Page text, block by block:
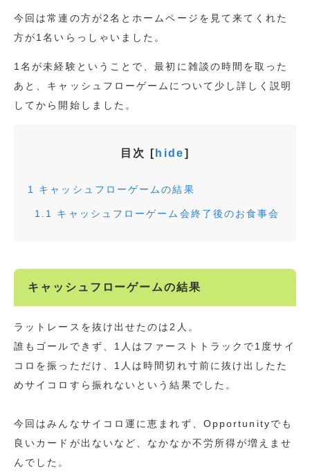
今回は常連の方が2名とホームページを見て来てくれた
方が1名いらっしゃいました。
1名が未経験ということで、最初に雑談の時間を取った
あと、キャッシュフローゲームについて少し詳しく説明
してから開始しました。
目次 [ hide]
1 キャッシュフローゲームの結果
1.1 キャッシュフローゲーム会終了後のお食事会
キャッシュフローゲームの結果
ラットレースを抜け出せたのは2人。
誰もゴールできず、1人はファーストトラックで1度サイ
コロを振っただけ、1人は時間切れ寸前に抜け出したた
めサイコロすら振れないという結果でした。
今回はみんなサイコロ運に恵まれず、Opportunityでも
良いカードが出ないなど、なかなか不労所得が増えませ
んでした。